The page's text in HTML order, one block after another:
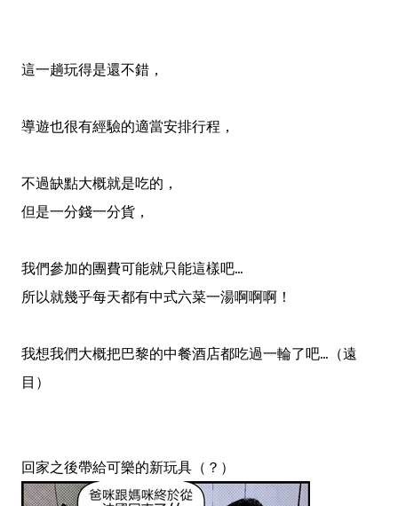
這一趟玩得是還不錯，
導遊也很有經驗的適當安排行程，
不過缺點大概就是吃的，
但是一分錢一分貨，
我們參加的團費可能就只能這樣吧...
所以就幾乎每天都有中式六菜一湯啊啊啊！
我想我們大概把巴黎的中餐酒店都吃過一輪了吧...（遠
目）
回家之後帶給可樂的新玩具（？）